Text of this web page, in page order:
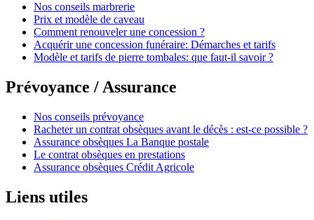
Nos conseils marbrerie
Prix et modèle de caveau
Comment renouveler une concession ?
Acquérir une concession funéraire: Démarches et tarifs
Modèle et tarifs de pierre tombales: que faut-il savoir ?
Prévoyance / Assurance
Nos conseils prévoyance
Racheter un contrat obsèques avant le décès : est-ce possible ?
Assurance obsèques La Banque postale
Le contrat obsèques en prestations
Assurance obsèques Crédit Agricole
Liens utiles